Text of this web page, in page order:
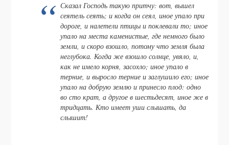
Сказал Господь такую притчу: вот, вышел
сеятель сеять; и когда он сеял, иное упало при
дороге, и налетели птицы и поклевали то; иное
упало на места каменистые, где немного было
земли, и скоро взошло, потому что земля была
неглубока. Когда же взошло солнце, увяло, и,
как не имело корня, засохло; иное упало в
терние, и выросло терние и заглушило его; иное
упало на добрую землю и принесло плод: одно
во сто крат, а другое в шестьдесят, иное же в
тридцать. Кто имеет уши слышать, да
слышит!